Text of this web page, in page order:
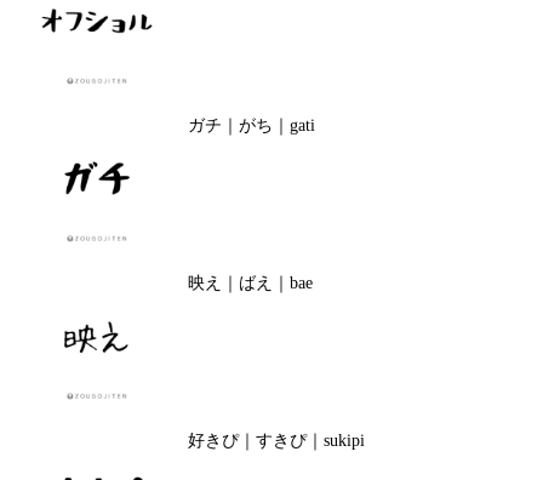
ガチ｜がち｜gati
映え｜ばえ｜bae
好きぴ｜すきぴ｜sukipi